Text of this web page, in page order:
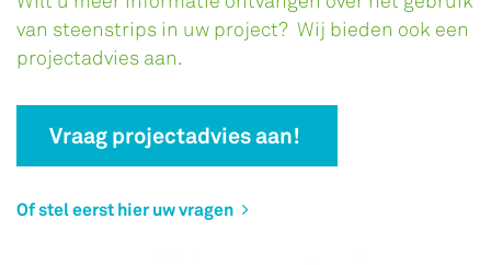
van steenstrips in uw project? Wij bieden ook een
projectadvies aan.
Vraag projectadvies aan!
Of stel eerst hier uw vragen